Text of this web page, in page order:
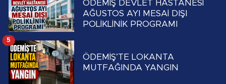
ÖDEMİŞ DEVLET HASTANESİ
AĞUSTOS AYI MESAİ DIŞI
POLİKLİNİK PROGRAMI
ÖDEMİŞ’TE LOKANTA
MUTFAĞINDA YANGIN
5